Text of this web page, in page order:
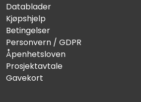
Datablader
Kjøpshjelp
Betingelser
Personvern / GDPR
Åpenhetsloven
Prosjektavtale
Gavekort